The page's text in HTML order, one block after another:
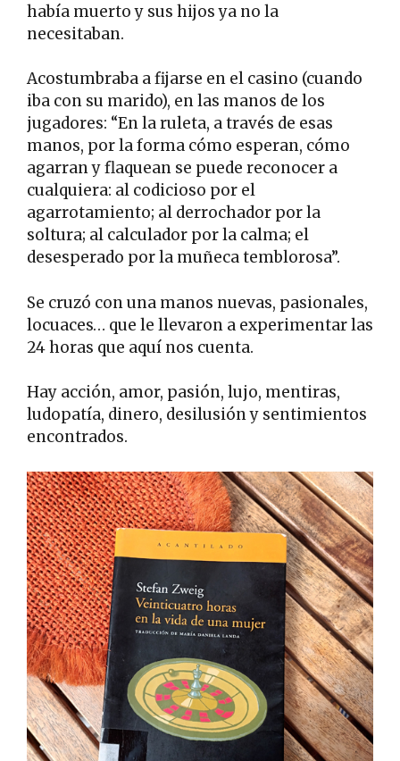
había muerto y sus hijos ya no la
necesitaban.
Acostumbraba a fijarse en el casino (cuando
iba con su marido), en las manos de los
jugadores: “En la ruleta, a través de esas
manos, por la forma cómo esperan, cómo
agarran y flaquean se puede reconocer a
cualquiera: al codicioso por el
agarrotamiento; al derrochador por la
soltura; al calculador por la calma; el
desesperado por la muñeca temblorosa”.
Se cruzó con una manos nuevas, pasionales,
locuaces… que le llevaron a experimentar las
24 horas que aquí nos cuenta.
Hay acción, amor, pasión, lujo, mentiras,
ludopatía, dinero, desilusión y sentimientos
encontrados.